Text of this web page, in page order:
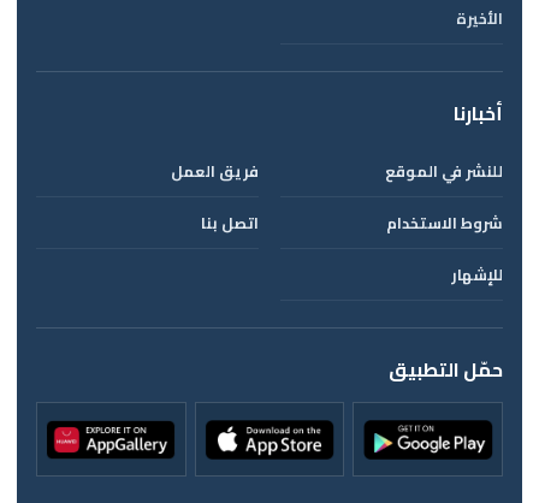
الأخيرة
أخبارنا
للنشر في الموقع
فريق العمل
شروط الاستخدام
اتصل بنا
للإشهار
حمّل التطبيق